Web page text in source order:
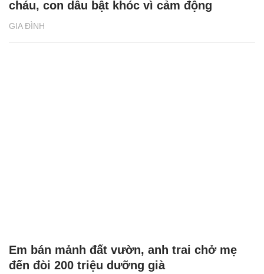
GIA ĐÌNH
cháu, con dâu bật khóc vì cảm động
Em bán mảnh đất vườn, anh trai chở mẹ
đến đòi 200 triệu dưỡng già